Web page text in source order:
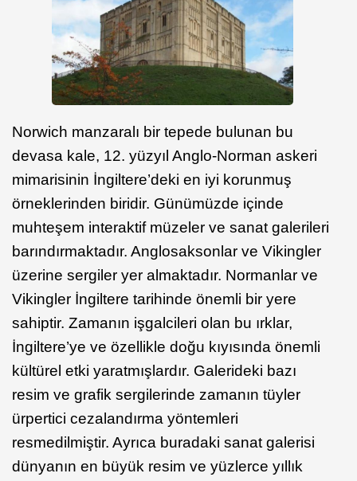
Norwich manzaralı bir tepede bulunan bu
devasa kale, 12. yüzyıl Anglo-Norman askeri
mimarisinin İngiltere’deki en iyi korunmuş
örneklerinden biridir. Günümüzde içinde
muhteşem interaktif müzeler ve sanat galerileri
barındırmaktadır. Anglosaksonlar ve Vikingler
üzerine sergiler yer almaktadır. Normanlar ve
Vikingler İngiltere tarihinde önemli bir yere
sahiptir. Zamanın işgalcileri olan bu ırklar,
İngiltere’ye ve özellikle doğu kıyısında önemli
kültürel etki yaratmışlardır. Galerideki bazı
resim ve grafik sergilerinde zamanın tüyler
ürpertici cezalandırma yöntemleri
resmedilmiştir. Ayrıca buradaki sanat galerisi
dünyanın en büyük resim ve yüzlerce yıllık